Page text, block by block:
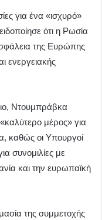
για ένα «ισχυρό»
ότι η Ρωσία
της Ευρώπης
ενεργειακής
Ντουμπράβκα
μέρος» για
καθώς οι Υπουργοί
συνομιλίες με
και την ευρωπαϊκή
της συμμετοχής